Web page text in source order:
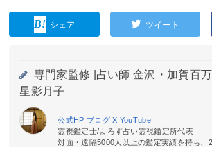
シェア ツイート
専門家監修 | 占い師 金沢・加賀百
星影月子
公式HP ブログX YouTube
霊視鑑定士/よろず占い霊視鑑定所代表
対面・遠隔5000人以上の鑑定実績を持ち、